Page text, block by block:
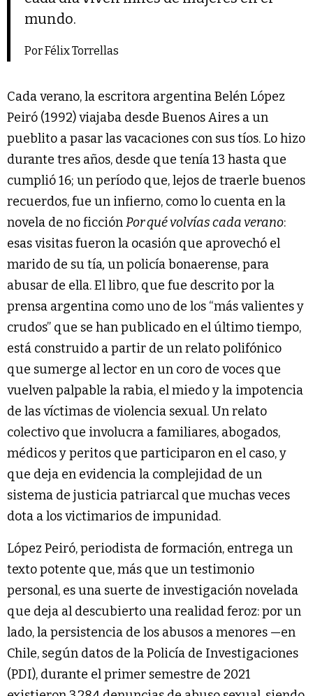
mundo.
Por Félix Torrellas
Cada verano, la escritora argentina Belén López
Peiró (1992) viajaba desde Buenos Aires a un
pueblito a pasar las vacaciones con sus tíos. Lo hizo
durante tres años, desde que tenía 13 hasta que
cumplió 16; un período que, lejos de traerle buenos
recuerdos, fue un infierno, como lo cuenta en la
novela de no ficciónPor qué volvías cada verano:
esas visitas fueron la ocasión que aprovechó el
marido de su tía, un policía bonaerense, para
abusar de ella. El libro, que fue descrito por la
prensa argentina como uno de los “más valientes y
crudos” que se han publicado en el último tiempo,
está construido a partir de un relato polifónico
que sumerge al lector en un coro de voces que
vuelven palpable la rabia, el miedo y la impotencia
de las víctimas de violencia sexual. Un relato
colectivo que involucra a familiares, abogados,
médicos y peritos que participaron en el caso, y
que deja en evidencia la complejidad de un
sistema de justicia patriarcal que muchas veces
dota a los victimarios de impunidad.
López Peiró, periodista de formación, entrega un
texto potente que, más que un testimonio
personal, es una suerte de investigación novelada
que deja al descubierto una realidad feroz: por un
lado, la persistencia de los abusos a menores —en
Chile, según datos de la Policía de Investigaciones
(PDI), durante el primer semestre de 2021